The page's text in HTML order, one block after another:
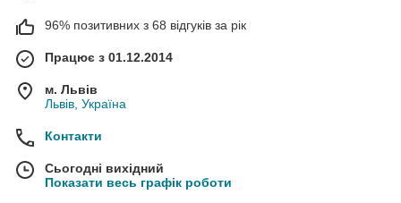
96% позитивних з 68 відгуків за рік
Працює з 01.12.2014
м. Львів
Львів, Україна
Контакти
Сьогодні вихідний
Показати весь графік роботи